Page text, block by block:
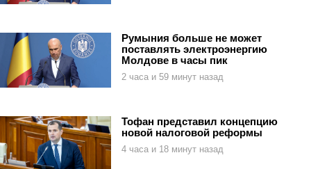
Румыния больше не может
поставлять электроэнергию
Молдове в часы пик
2 часа и 59 минут назад
Тофан представил концепцию
новой налоговой реформы
4 часа и 18 минут назад